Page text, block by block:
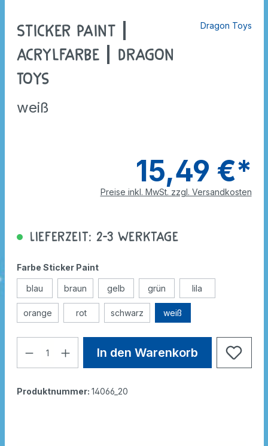
Sticker Paint |
Acrylfarbe | Dragon
Toys
weiß
Dragon Toys
15,49 €*
Preise inkl. MwSt. zzgl. Versandkosten
Lieferzeit: 2-3 Werktage
Farbe Sticker Paint
blau braun gelb grün lila
orange rot schwarz weiß
In den Warenkorb
Produktnummer: 14066_20